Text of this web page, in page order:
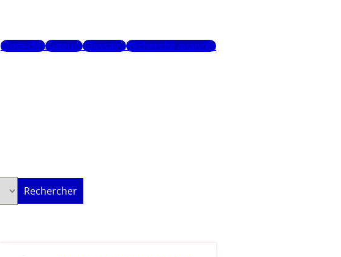
Mots-clésAuteursGlossaireRecherche avancée
Rechercher